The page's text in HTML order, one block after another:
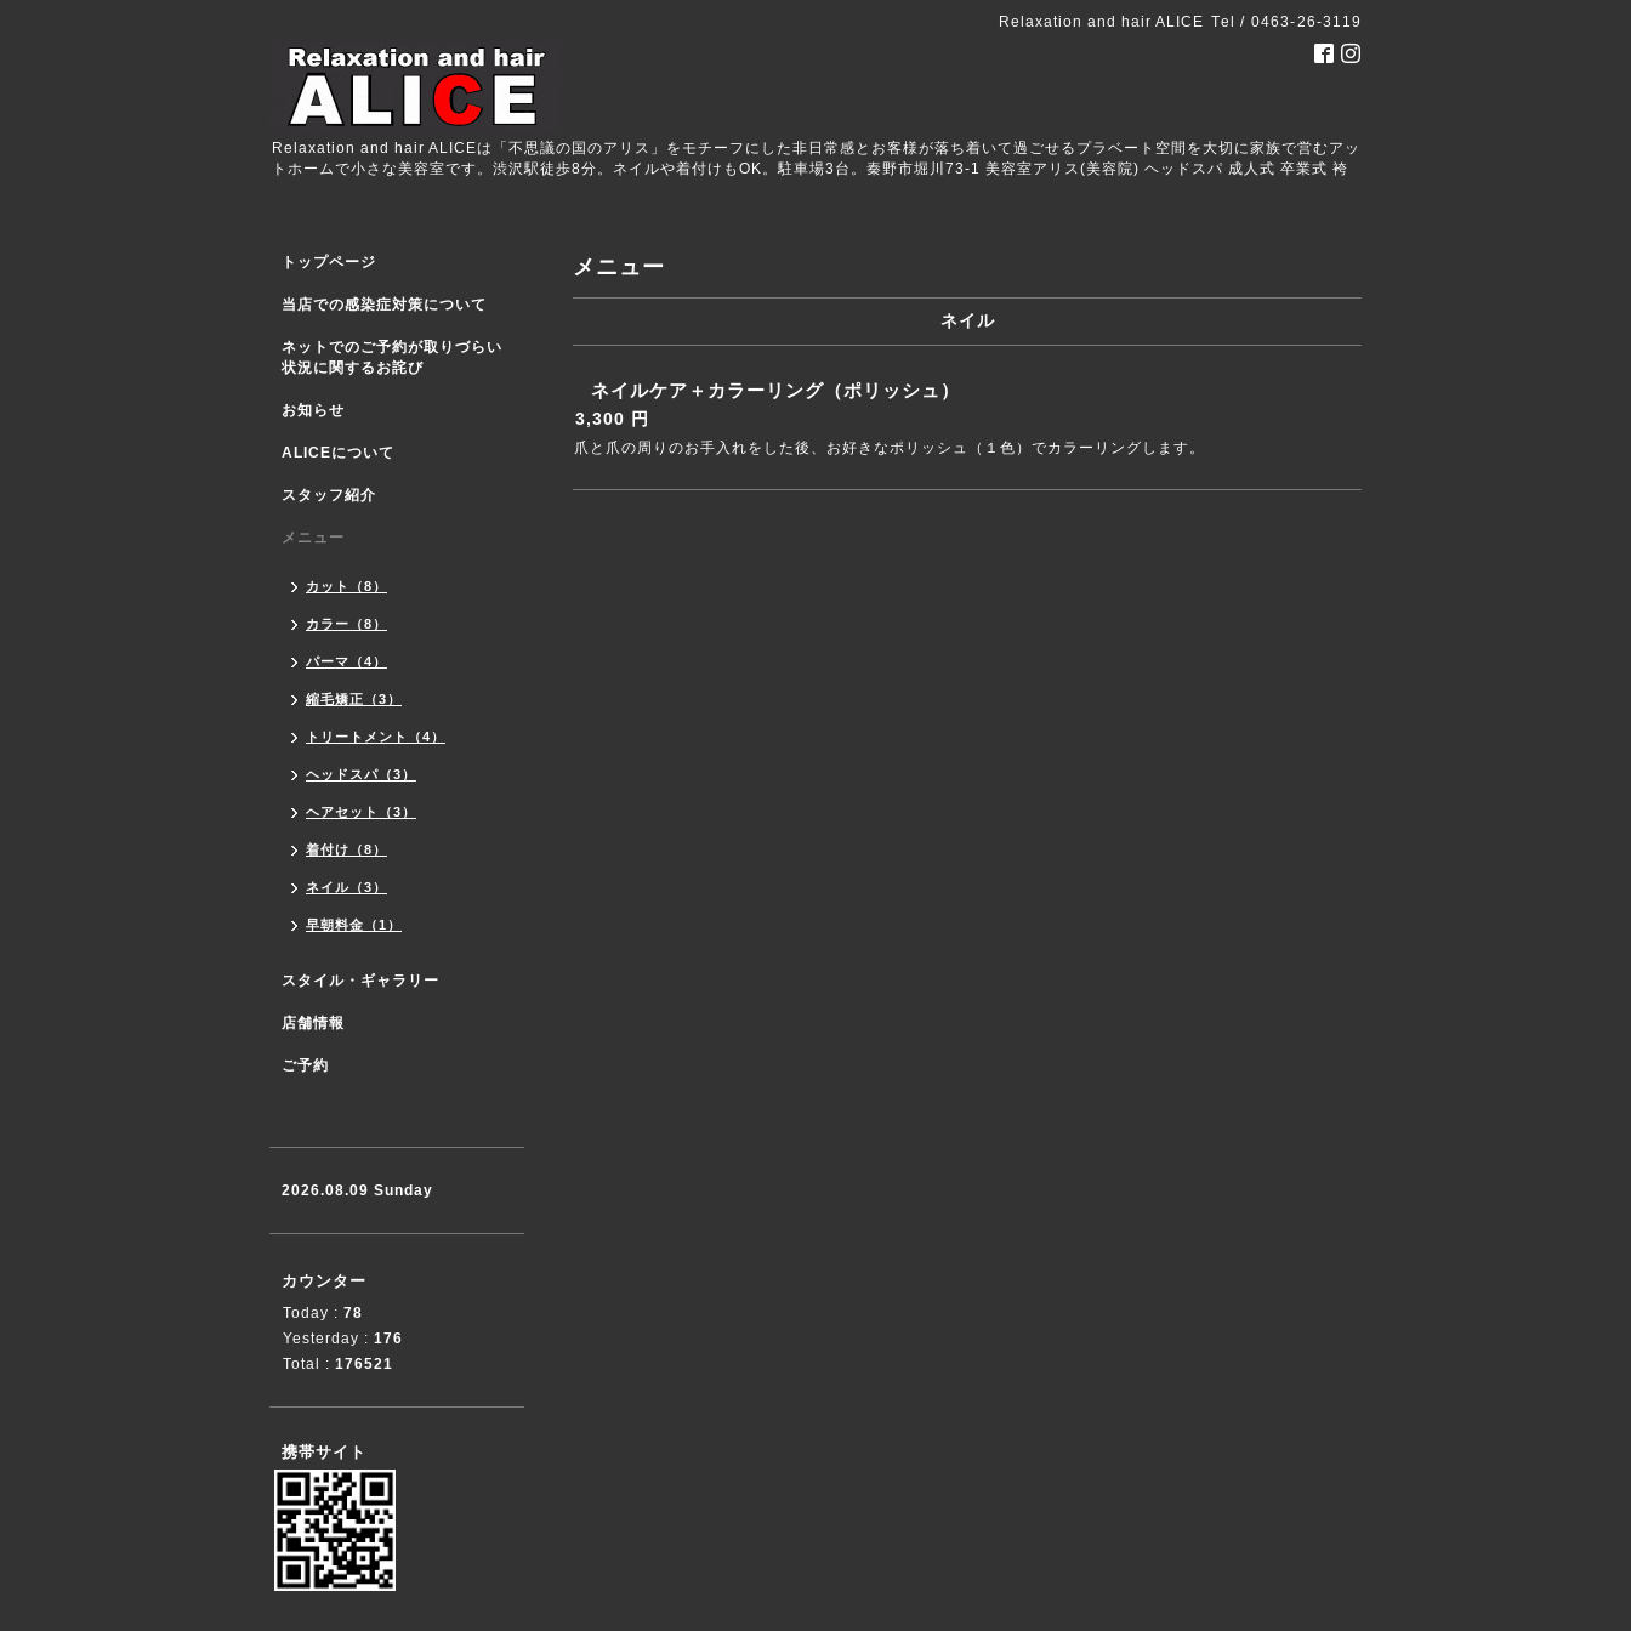
Relaxation and hair ALICE Tel / 0463-26-3119
Relaxation and hair ALICEは「不思議の国のアリス」をモチーフにした非日常感とお客様が落ち着いて過ごせるプラベート空間を大切に家族で営むアッ
トホームで小さな美容室です。渋沢駅徒歩8分。ネイルや着付けもOK。駐車場3台。秦野市堀川73-1 美容室アリス(美容院) ヘッドスパ 成人式 卒業式 袴
メニュー
ネイル
ネイルケア＋カラーリング（ポリッシュ）
3,300 円
爪と爪の周りのお手入れをした後、お好きなポリッシュ（１色）でカラーリングします。
トップページ
当店での感染症対策について
ネットでのご予約が取りづらい
状況に関するお詫び
お知らせ
ALICEについて
スタッフ紹介
メニュー
カット（8）
カラー（8）
パーマ（4）
縮毛矯正（3）
トリートメント（4）
ヘッドスパ（3）
ヘアセット（3）
着付け（8）
ネイル（3）
早朝料金（1）
スタイル・ギャラリー
店舗情報
ご予約
2026.08.09 Sunday
カウンター
Today : 78
Yesterday : 176
Total : 176521
携帯サイト